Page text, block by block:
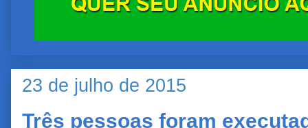
23 de julho de 2015
Três pessoas foram